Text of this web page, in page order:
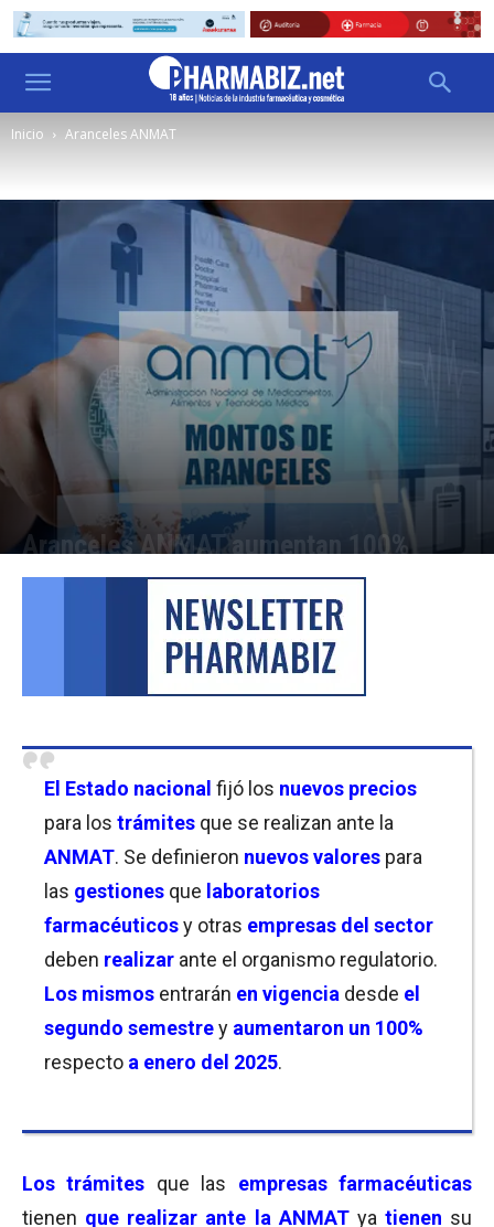
Inicio Aranceles ANMAT
Aranceles ANMAT aumentan 100%
Por Facundo Rivera - 19/05/2026 11:30
El Estado nacional fijó los nuevos precios
para los trámites que se realizan ante la
ANMAT. Se definieron nuevos valores para
las gestiones que laboratorios
farmacéuticosy otras empresas del sector
deben realizar ante el organismo regulatorio.
Los mismos entrarán en vigencia desde el
segundo semestrey aumentaron un 100%
respecto a enero del 2025.
Los trámites que las empresas farmacéuticas
tienen que realizar ante la ANMAT ya tienen su